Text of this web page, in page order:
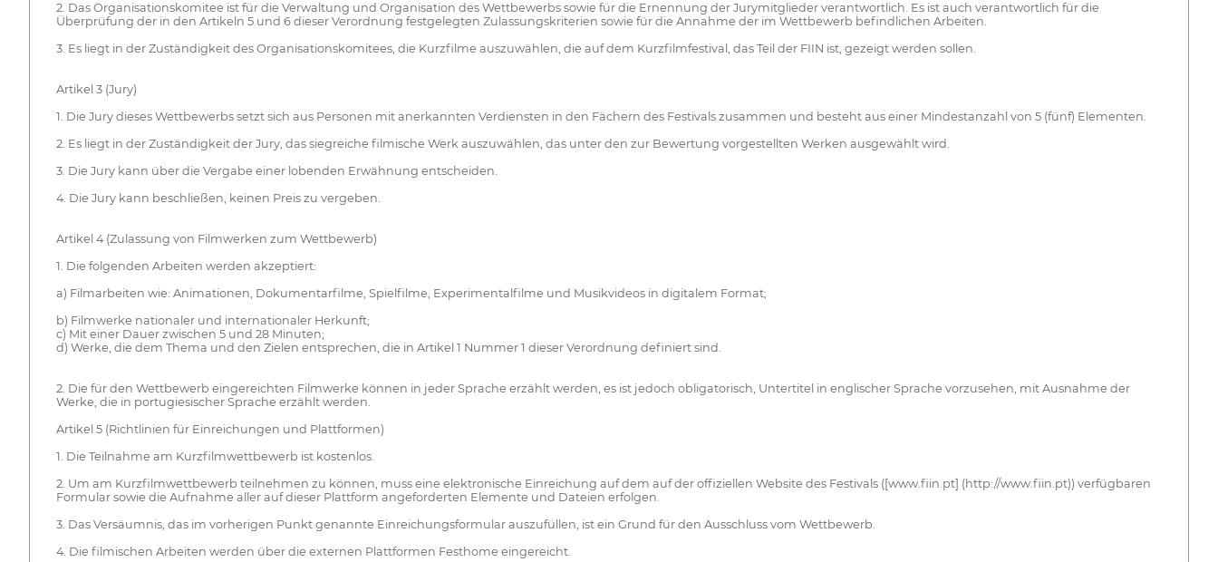
2. Das Organisationskomitee ist für die Verwaltung und Organisation des Wettbewerbs sowie für die Ernennung der Jurymitglieder verantwortlich. Es ist auch verantwortlich für die
Überprüfung der in den Artikeln 5 und 6 dieser Verordnung festgelegten Zulassungskriterien sowie für die Annahme der im Wettbewerb befindlichen Arbeiten.
3. Es liegt in der Zuständigkeit des Organisationskomitees, die Kurzfilme auszuwählen, die auf dem Kurzfilmfestival, das Teil der FIIN ist, gezeigt werden sollen.
Artikel 3 (Jury)
1. Die Jury dieses Wettbewerbs setzt sich aus Personen mit anerkannten Verdiensten in den Fächern des Festivals zusammen und besteht aus einer Mindestanzahl von 5 (fünf) Elementen.
2. Es liegt in der Zuständigkeit der Jury, das siegreiche filmische Werk auszuwählen, das unter den zur Bewertung vorgestellten Werken ausgewählt wird.
3. Die Jury kann über die Vergabe einer lobenden Erwähnung entscheiden.
4. Die Jury kann beschließen, keinen Preis zu vergeben.
Artikel 4 (Zulassung von Filmwerken zum Wettbewerb)
1. Die folgenden Arbeiten werden akzeptiert:
a) Filmarbeiten wie: Animationen, Dokumentarfilme, Spielfilme, Experimentalfilme und Musikvideos in digitalem Format;
b) Filmwerke nationaler und internationaler Herkunft;
c) Mit einer Dauer zwischen 5 und 28 Minuten;
d) Werke, die dem Thema und den Zielen entsprechen, die in Artikel 1 Nummer 1 dieser Verordnung definiert sind.
2. Die für den Wettbewerb eingereichten Filmwerke können in jeder Sprache erzählt werden, es ist jedoch obligatorisch, Untertitel in englischer Sprache vorzusehen, mit Ausnahme der
Werke, die in portugiesischer Sprache erzählt werden.
Artikel 5 (Richtlinien für Einreichungen und Plattformen)
1. Die Teilnahme am Kurzfilmwettbewerb ist kostenlos.
2. Um am Kurzfilmwettbewerb teilnehmen zu können, muss eine elektronische Einreichung auf dem auf der offiziellen Website des Festivals ([www.fiin.pt] (http://www.fiin.pt)) verfügbaren
Formular sowie die Aufnahme aller auf dieser Plattform angeforderten Elemente und Dateien erfolgen.
3. Das Versäumnis, das im vorherigen Punkt genannte Einreichungsformular auszufüllen, ist ein Grund für den Ausschluss vom Wettbewerb.
4. Die filmischen Arbeiten werden über die externen Plattformen Festhome eingereicht.